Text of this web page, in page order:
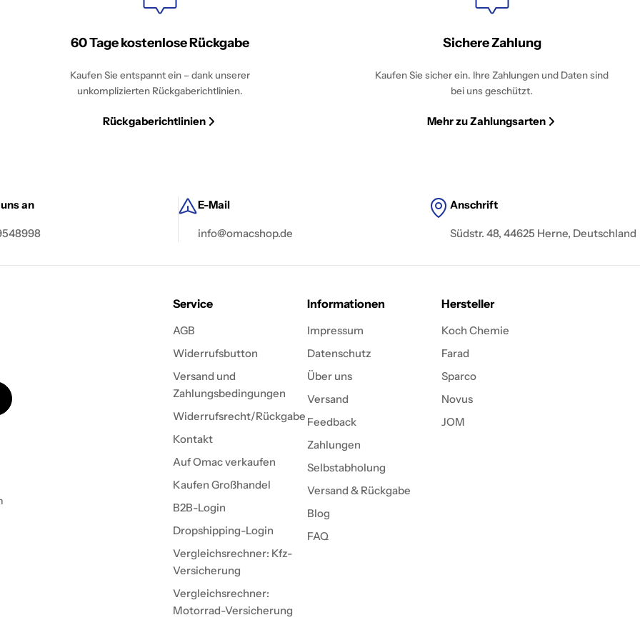
60 Tage kostenlose Rückgabe
Kaufen Sie entspannt ein – dank unserer
unkomplizierten Rückgaberichtlinien.
Rückgaberichtlinien
Sichere Zahlung
Kaufen Sie sicher ein. Ihre Zahlungen und Daten sind
bei uns geschützt.
Mehr zu Zahlungsarten
an E-Mail
info@omacshop.de
Anschrift
Südstr. 48, 44625 Herne, Deutschland
Service
AGB
Widerrufsbutton
Versand und
Zahlungsbedingungen
Widerrufsrecht/Rückgabe
Kontakt
Auf Omac verkaufen
Kaufen Großhandel
B2B-Login
Dropshipping-Login
Vergleichsrechner: Kfz-
Versicherung
Vergleichsrechner:
Motorrad-Versicherung
Informationen
Impressum
Datenschutz
Über uns
Versand
Feedback
Zahlungen
Selbstabholung
Versand & Rückgabe
Blog
FAQ
Hersteller
Koch Chemie
Farad
Sparco
Novus
JOM